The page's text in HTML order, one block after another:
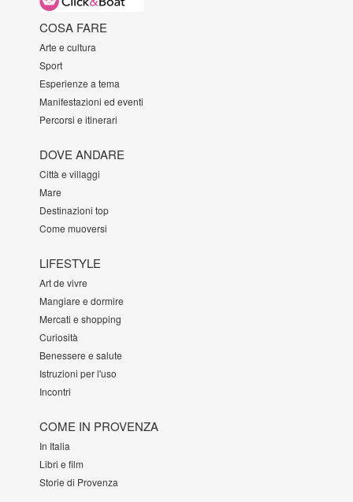
COSA FARE
Arte e cultura
Sport
Esperienze a tema
Manifestazioni ed eventi
Percorsi e itinerari
DOVE ANDARE
Città e villaggi
Mare
Destinazioni top
Come muoversi
LIFESTYLE
Art de vivre
Mangiare e dormire
Mercati e shopping
Curiosità
Benessere e salute
Istruzioni per l'uso
Incontri
COME IN PROVENZA
In Italia
Libri e film
Storie di Provenza